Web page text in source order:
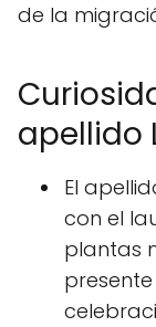
de la
apellido
El
con el
plantas